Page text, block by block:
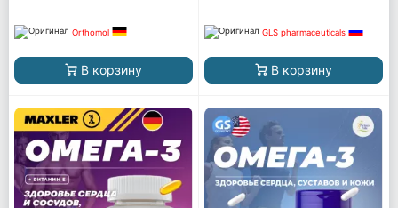
Orthomol
В корзину
GLS pharmaceuticals
В корзину